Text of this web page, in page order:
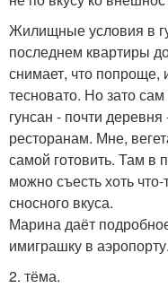
Жилищные условия в
последнем квартиры
снимает, что попроще,
тесновато. Но зато
гунсан - почти
ресторанам. Мне,
самой готовить. Там в
можно съесть хоть
сносного вкуса.
Марина даёт
имиграшку в аэропорту.
2. тёма.